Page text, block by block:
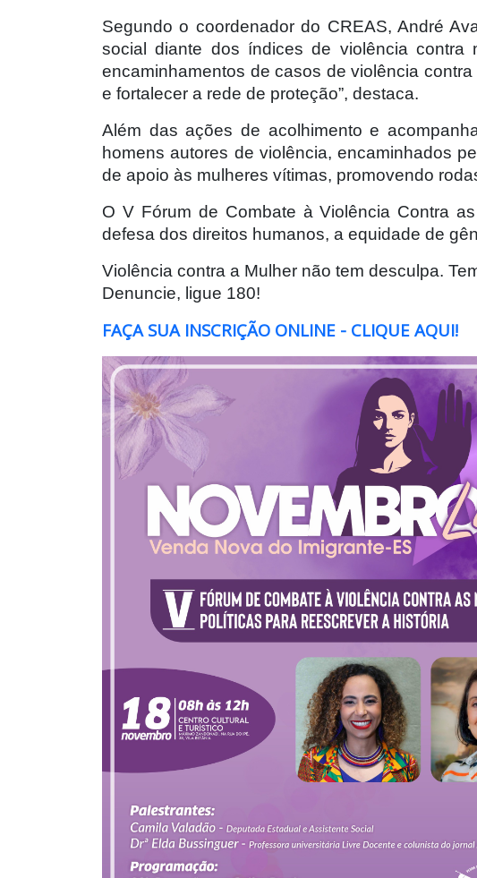
Segundo o coordenador do CREAS, André
social diante dos índices de violência contra
encaminhamentos de casos de violência
e fortalecer a rede de proteção”, destaca.
Além das ações de acolhimento e
homens autores de violência, encaminhados
de apoio às mulheres vítimas, promovendo
O V Fórum de Combate à Violência Contra
defesa dos direitos humanos, a equidade de
Violência contra a Mulher não tem desculpa.
Denuncie, ligue 180!
FAÇA SUA INSCRIÇÃO ONLINE - CLIQUE AQUI!